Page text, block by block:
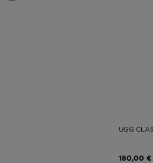
UGG
180,00 €